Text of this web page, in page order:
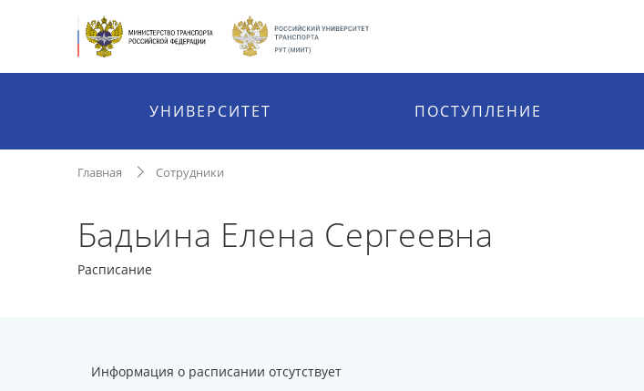
УНИВЕРСИТЕТ ПОСТУПЛЕНИЕ
Главная Сотрудники
Бадьина Елена Сергеевна
Расписание
Информация о расписании отсутствует